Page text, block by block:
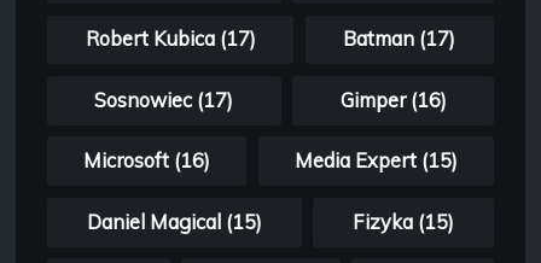
Robert Kubica (17) Batman (17)
Sosnowiec (17) Gimper (16)
Microsoft (16) Media Expert (15)
Daniel Magical (15) Fizyka (15)